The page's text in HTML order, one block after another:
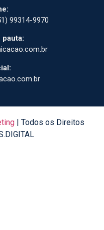
99314-9970
pauta:
| Todos os Direitos